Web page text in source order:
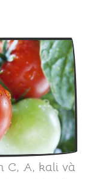
C, A, kali và